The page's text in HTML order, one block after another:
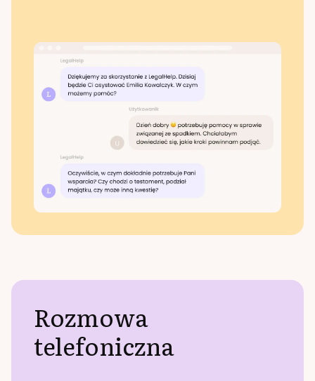
Rozmowa
telefoniczna